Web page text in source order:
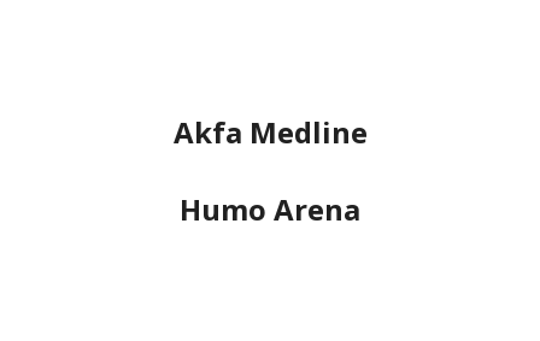
Akfa Medline
Humo Arena